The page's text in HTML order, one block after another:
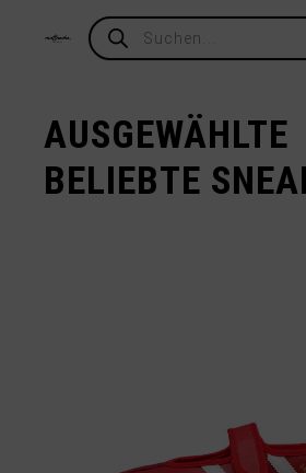
Products
search
AUSGEWÄHLTE
BELIEBTE